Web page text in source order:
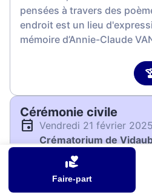
Faire-part
pensées à travers des
endroit est un lieu
mémoire d’Annie-Claude
Cérémonie civile
vendredi 21 février
Crématorium de
139 Boulevard des Pins
83550 Vidauban